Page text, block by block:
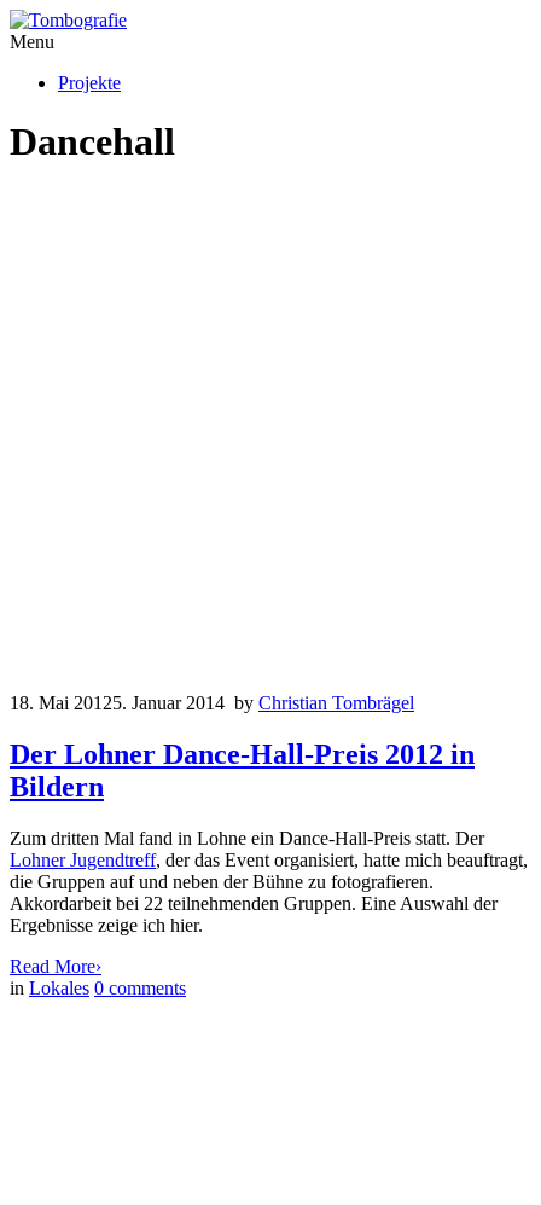
Menu
Projekte
Dancehall
18. Mai 20125. Januar 2014 by Christian Tombrägel
Der Lohner Dance-Hall-Preis 2012 in
Bildern
Zum dritten Mal fand in Lohne ein Dance-Hall-Preis statt. Der
Lohner Jugendtreff, der das Event organisiert, hatte mich beauftragt,
die Gruppen auf und neben der Bühne zu fotografieren.
Akkordarbeit bei 22 teilnehmenden Gruppen. Eine Auswahl der
Ergebnisse zeige ich hier.
Read More›
in Lokales 0 comments